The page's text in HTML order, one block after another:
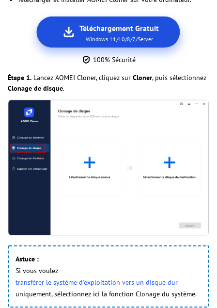
Téléchargement Gratuit
Windows 11/10/8/7/Server
100% Sécurité
Étape 1. Lancez AOMEI Cloner, cliquez sur Cloner, puis sélectionnez
Clonage de disque.
Astuce :
Si vous voulez
transférer le système d'exploitation vers un disque dur
uniquement, sélectionnez ici la fonction Clonage du système.